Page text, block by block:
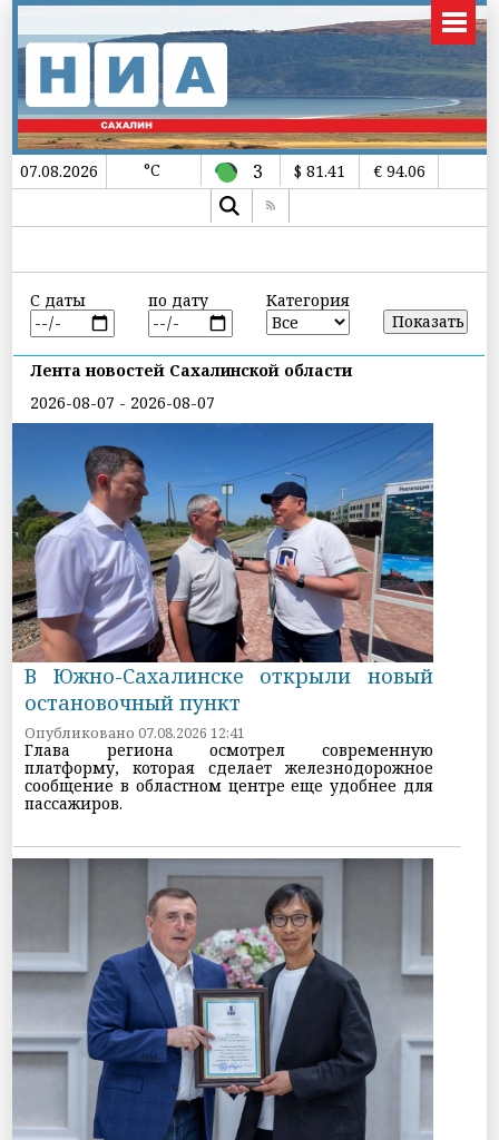
07.08.2026 °C 3 $ 81.41 € 94.06
С даты по дату Категория
Лента новостей Сахалинской области
2026-08-07 - 2026-08-07
В Южно-Сахалинске открыли новый
остановочный пункт
Опубликовано 07.08.2026 12:41
Глава региона осмотрел современную
платформу, которая сделает железнодорожное
сообщение в областном центре еще удобнее для
пассажиров.